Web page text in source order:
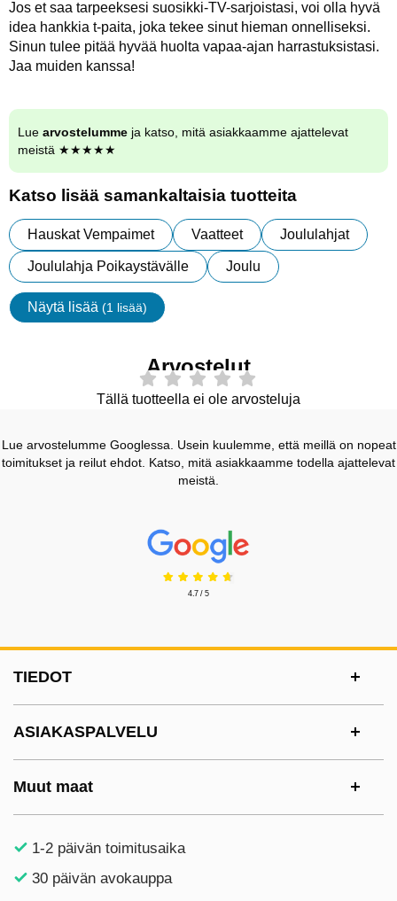
Jos et saa tarpeeksesi suosikki-TV-sarjoistasi, voi olla hyvä
idea hankkia t-paita, joka tekee sinut hieman onnelliseksi.
Sinun tulee pitää hyvää huolta vapaa-ajan harrastuksistasi.
Jaa muiden kanssa!
Lue arvostelumme ja katso, mitä asiakkaamme ajattelevat
meistä ★★★★★
Katso lisää samankaltaisia tuotteita
Hauskat Vempaimet Vaatteet Joululahjat
Joululahja Poikaystävälle Joulu
Näytä lisää (1 lisää)
ominaisuudet
Arvostelut
Tällä tuotteella ei ole arvosteluja
Lue arvostelumme Googlessa. Usein kuulemme, että meillä on nopeat
toimitukset ja reilut ehdot. Katso, mitä asiakkaamme todella ajattelevat
meistä.
Prisjakt Arvostelu: 4.7 Tähdet
4.7 / 5
TIEDOT
ASIAKASPALVELU
Muut maat
1-2 päivän toimitusaika
30 päivän avokauppa